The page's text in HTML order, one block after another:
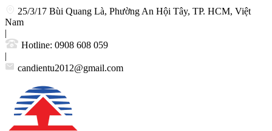
25/3/17 Bùi Quang Là, Phường An Hội Tây, TP. HCM, Việt
Nam
|
Hotline: 0908 608 059
|
candientu2012@gmail.com